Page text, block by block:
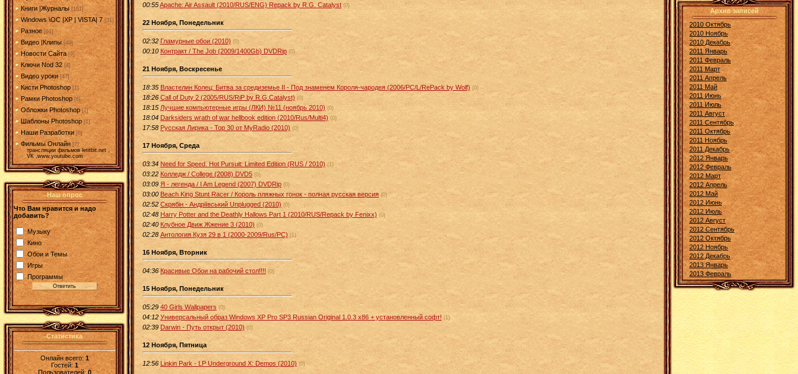
Книги |Журналы [161]
Windows \OC |XP | VISTA| 7 [31]
Разное [61]
Видео |Клипы [49]
Новости Сайта [9]
Ключи Nod 32 [4]
Видео уроки [47]
Кисти Photoshop [1]
Рамки Photoshop [6]
Обложки Photoshop [2]
Шаблоны Photoshop [1]
Наши Разработки [6]
Фильмы Онлайн [7]
трансляции фильмов letitbit.net ,
VK ,www.youtube.com
Наш опрос
Что Вам нравится и надо
добавить?
Музыку
Кино
Обои и Темы
Игры
Программы
Статистика
Онлайн всего:1
Гостей:1
Пользователей: 0
00:55Apache: Air Assault (2010/RUS/ENG) Repack by R.G. Catalyst (0)
22 Ноября, Понедельник
02:32 Гламурные обои (2010) (0)
00:10 Контракт / The Job (2009/1400Gb) DVDRip (0)
21 Ноября, Воскресенье
18:35 Властелин Колец: Битва за средиземье II - Под знаменем Короля-чародея (2006/PC/L/RePack by Wolf) (0)
18:26 Call of Duty 2 (2005/RUS/RiP by R.G.Catalyst) (0)
18:15 Лучшие компьютерные игры (ЛКИ) №11 (ноябрь 2010) (0)
18:04 Darksiders wrath of war hellbook edition (2010/Rus/Multi4) (0)
17:58 Русская Лирика - Тор 30 от MyRadio (2010) (0)
17 Ноября, Среда
03:34 Need for Speed. Hot Pursuit: Limited Edition (RUS / 2010) (1)
03:22 Колледж / College (2008) DVD5 (0)
03:09 Я - легенда / I Am Legend (2007) DVDRip (0)
03:00 Beach King Stunt Racer / Король пляжных гонок - полная русская версия (0)
02:52 Скрябін - Андріївський Unplugged (2010) (0)
02:48 Harry Potter and the Deathly Hallows Part 1 (2010/RUS/Repack by Fenixx) (0)
02:40 Клубное Движ Жжение 3 (2010) (0)
02:28 Антология Кузя 29 в 1 (2000-2009/Rus/PC) (1)
16 Ноября, Вторник
04:36 Красивые Обои на рабочий стол!!!! (0)
15 Ноября, Понедельник
05:29 40 Girls Wallpapers (0)
04:12 Универсальный образ Windows XP Pro SP3 Russian Original 1.0.3 x86 + установленный софт! (1)
02:39 Darwin - Путь открыт (2010) (0)
12 Ноября, Пятница
12:56 Linkin Park - LP Underground X: Demos (2010) (0)
Архив записей
2010 Октябрь
2010 Ноябрь
2010 Декабрь
2011 Январь
2011 Февраль
2011 Март
2011 Апрель
2011 Май
2011 Июнь
2011 Июль
2011 Август
2011 Сентябрь
2011 Октябрь
2011 Ноябрь
2011 Декабрь
2012 Январь
2012 Февраль
2012 Март
2012 Апрель
2012 Май
2012 Июнь
2012 Июль
2012 Август
2012 Сентябрь
2012 Октябрь
2012 Ноябрь
2012 Декабрь
2013 Январь
2013 Февраль